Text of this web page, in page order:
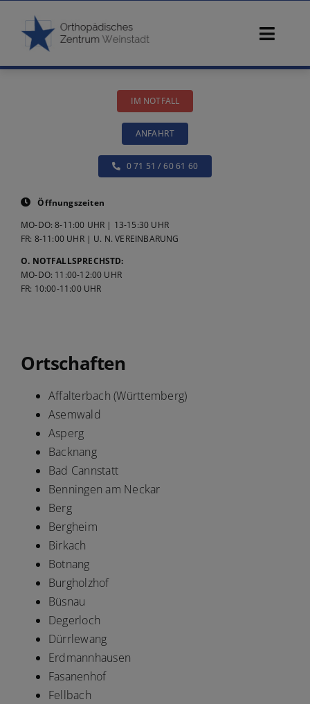
springen
Diagnostik
Konservative Therapie
Operative Therapie
IM NOTFALL
ANFAHRT
0 71 51 / 60 61 60
Öffnungszeiten
MO-DO: 8-11:00 UHR | 13-15:30 UHR
FR: 8-11:00 UHR | U. N. VEREINBARUNG
O. NOTFALLSPRECHSTD:
MO-DO: 11:00-12:00 UHR
FR: 10:00-11:00 UHR
Ortschaften
Affalterbach (Württemberg)
Asemwald
Asperg
Backnang
Bad Cannstatt
Benningen am Neckar
Berg
Bergheim
Birkach
Botnang
Burgholzhof
Büsnau
Degerloch
Dürrlewang
Erdmannhausen
Fasanenhof
Fellbach